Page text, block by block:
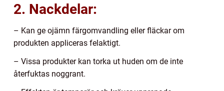
2. Nackdelar:
– Kan ge ojämn färgomvandling eller fläckar om
produkten appliceras felaktigt.
– Vissa produkter kan torka ut huden om de inte
återfuktas noggrant.